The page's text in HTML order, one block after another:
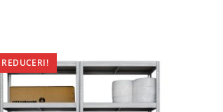
REDUCERI!